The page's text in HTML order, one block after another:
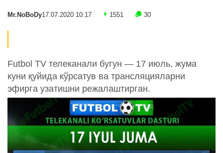
Mr.NoBoDy17.07.2020 10:17 1551 30
Futbol TV телеканали бугун — 17 июль, жума
куни қуйида кўрсатув ва трансляцияларни
эфирга узатишни режалаштирган.